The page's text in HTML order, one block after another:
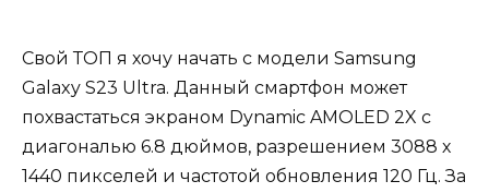
Свой ТОП я хочу начать с модели Samsung
Galaxy S23 Ultra. Данный смартфон может
похвастаться экраном Dynamic AMOLED 2X с
диагональю 6.8 дюймов, разрешением 3088 х
1440 пикселей и частотой обновления 120 Гц. За